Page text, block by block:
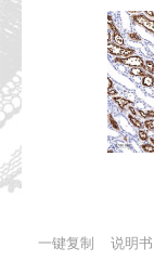
一键复制 说明书